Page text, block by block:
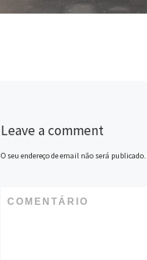
Leave a comment
O seu endereço de email não será publicado.
COMENTÁRIO